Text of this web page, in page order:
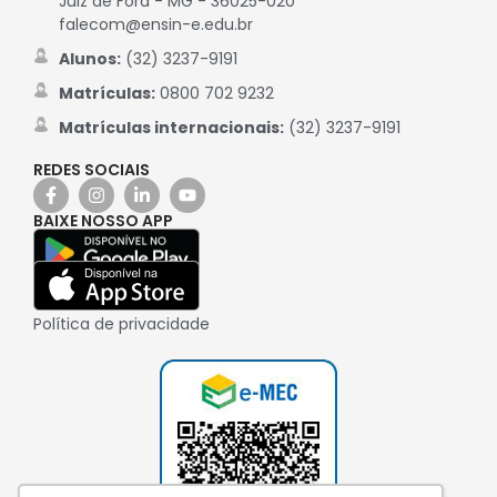
falecom@ensin-e.edu.br
Alunos:(32) 3237-9191
Matrículas:0800 702 9232
Matrículas internacionais:(32) 3237-9191
REDES SOCIAIS
BAIXE NOSSO APP
Política de privacidade